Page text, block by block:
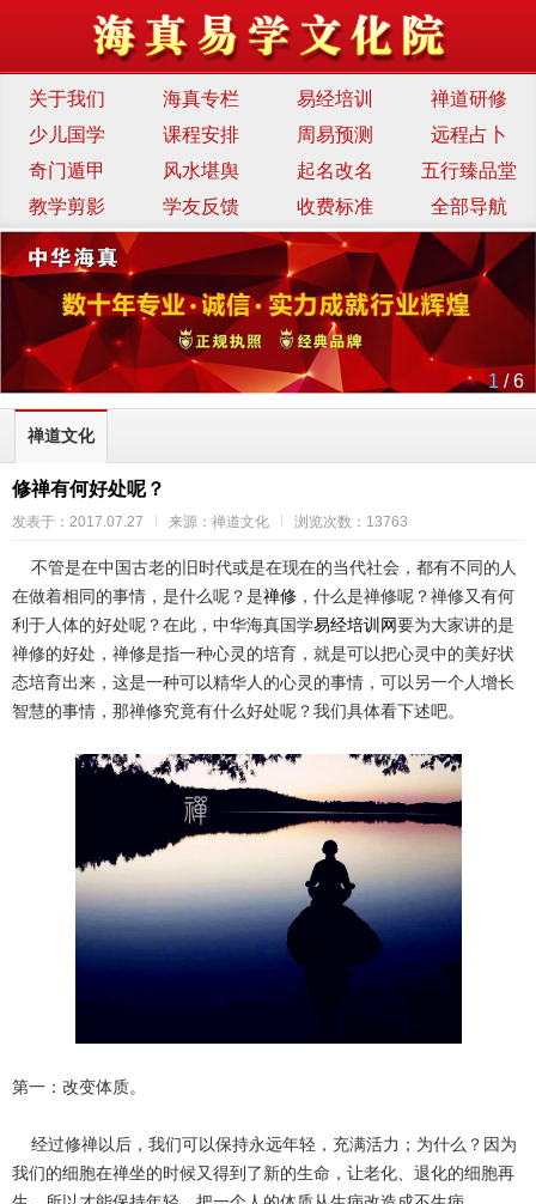
关于我们 海真专栏 易经培训
禅道研修
少儿国学
课程安排 周易预测
远程占卜
奇门遁甲
风水堪舆 起名改名
五行臻品堂
教学剪影
学友反馈 收费标准 全部导航
1 / 6
禅道文化
修禅有何好处呢？
发表于：2017.07.27 来源：禅道文化 浏览次数：13763
不管是在中国古老的旧时代或是在现在的当代社会，都有不同的人
在做着相同的事情，是什么呢？是禅修 ，什么是禅修呢？禅修又有何
利于人体的好处呢？在此，中华海真国学易经培训网要为大家讲的是
禅修的好处，禅修是指一种心灵的培育，就是可以把心灵中的美好状
态培育出来，这是一种可以精华人的心灵的事情，可以另一个人增长
智慧的事情，那禅修究竟有什么好处呢？我们具体看下述吧。
第一：改变体质。
经过修禅以后，我们可以保持永远年轻，充满活力；为什么？因为
我们的细胞在禅坐的时候又得到了新的生命，让老化、退化的细胞再